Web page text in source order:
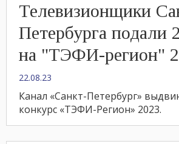
Телевизионщики
Петербурга подали
на "ТЭФИ-регион"
22.08.23
Канал «Санкт-Петербург»
конкурс «ТЭФИ-Регион» 2023.